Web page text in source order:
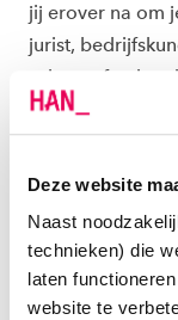
Deze website
Naast
technieken) die
laten
website te
jij erover na om
jurist,
op deze pagina
die je voor
Omscholen